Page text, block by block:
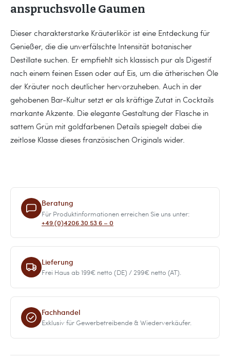
anspruchsvolle Gaumen
Dieser charakterstarke Kräuterlikör ist eine Entdeckung für
Genießer, die die unverfälschte Intensität botanischer
Destillate suchen. Er empfiehlt sich klassisch pur als Digestif
nach einem feinen Essen oder auf Eis, um die ätherischen Öle
der Kräuter noch deutlicher hervorzuheben. Auch in der
gehobenen Bar-Kultur setzt er als kräftige Zutat in Cocktails
markante Akzente. Die elegante Gestaltung der Flasche in
sattem Grün mit goldfarbenen Details spiegelt dabei die
zeitlose Klasse dieses französischen Originals wider.
Beratung
Für Produktinformationen erreichen Sie uns unter:
+49 (0)4206 30 53 6 – 0
Lieferung
Frei Haus ab 199€ netto (DE) / 299€ netto (AT).
Fachhandel
Exklusiv für Gewerbetreibende & Wiederverkäufer.